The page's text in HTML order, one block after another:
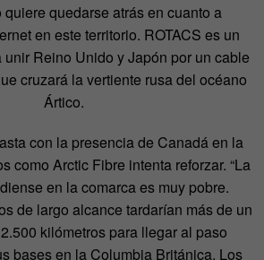
quedarse atrás en cuanto a
en este territorio. ROTACS es un
unir Reino Unido y Japón por un cable
cruzará la vertiente rusa del océano
Ártico.
con la presencia de Canadá en la
como Arctic Fibre intenta reforzar. “La
en la comarca es muy pobre.
de largo alcance tardarían más de un
kilómetros para llegar al paso
bases en la Columbia Británica. Los